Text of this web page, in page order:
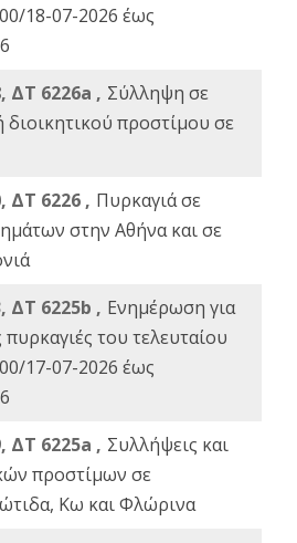
18-07-2026 έως
ΔΤ 6226a , Σύλληψη σε
διοικητικού προστίμου σε
ΔΤ 6226 , Πυρκαγιά σε
στην Αθήνα και σε
ΔΤ 6225b , Ενημέρωση για
πυρκαγιές του τελευταίου
17-07-2026 έως
ΔT 6225a , Συλλήψεις και
προστίμων σε
Κω και Φλώρινα